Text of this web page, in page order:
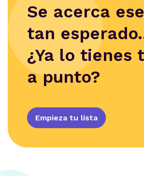
Se acerca
tan
¿Ya lo tienes
a punto?
Empieza tu lista